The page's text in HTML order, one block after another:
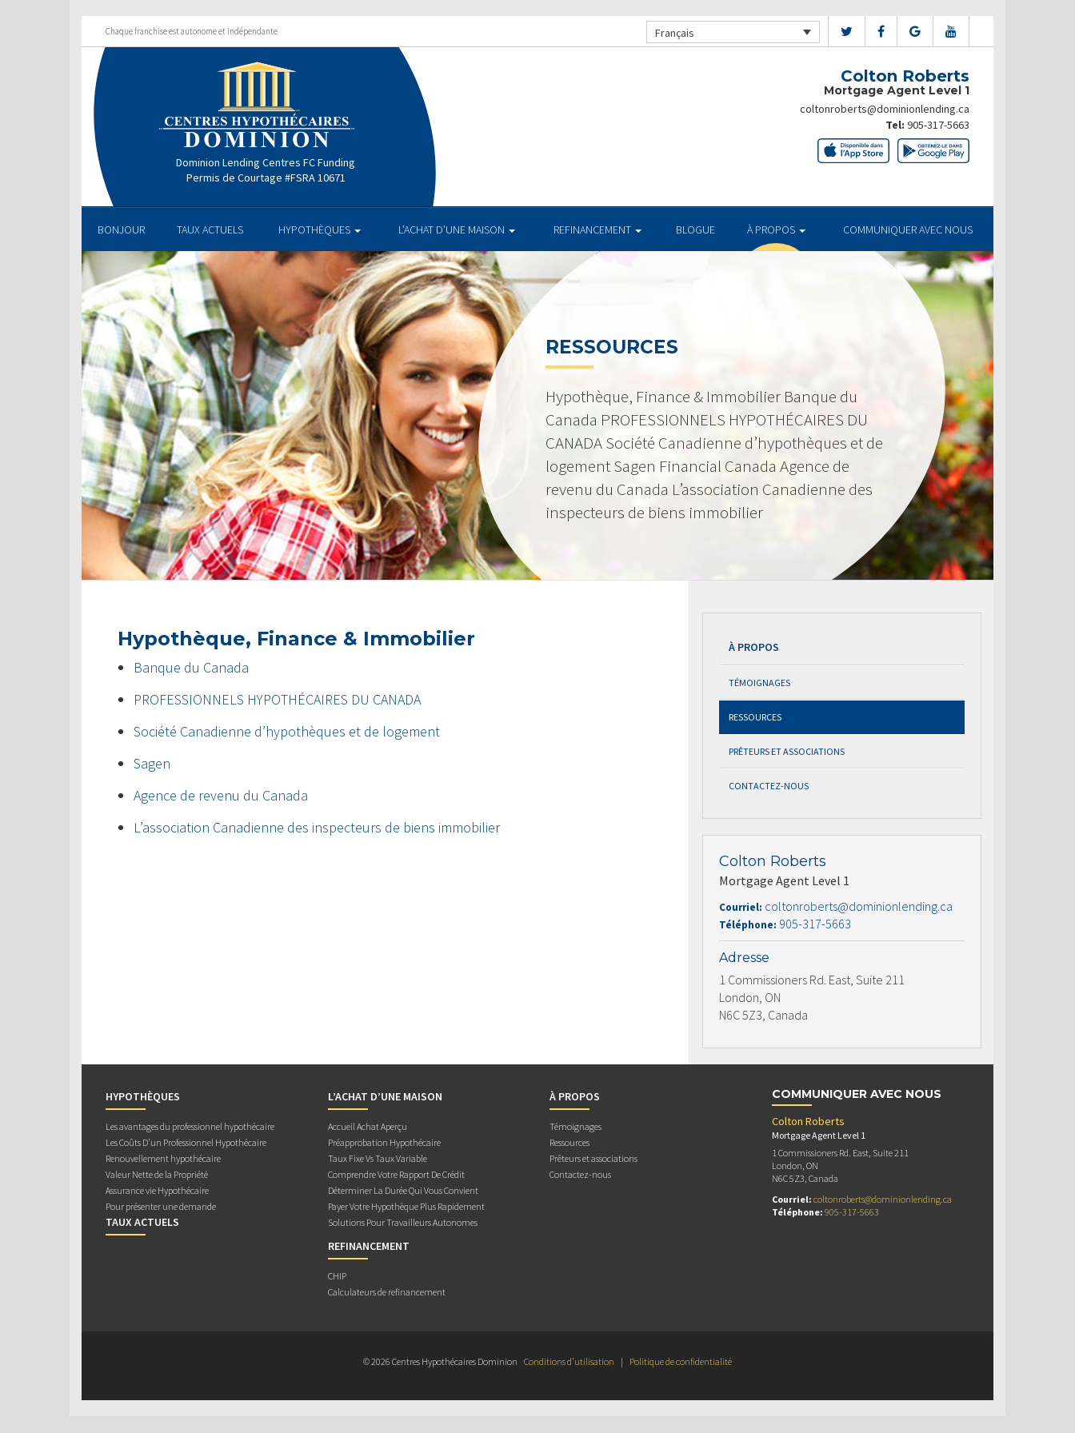
Chaque franchise est autonome et indépendante Français
Dominion Lending Centres FC Funding
Permis de Courtage #FSRA 10671
Colton Roberts
Mortgage Agent Level 1
coltonroberts@dominionlending.ca
Tel: 905-317-5663
BONJOUR TAUX ACTUELS HYPOTHÈQUES L’ACHAT D’UNE MAISON REFINANCEMENT BLOGUE À PROPOS COMMUNIQUER AVEC NOUS
RESSOURCES
Hypothèque, Finance & Immobilier Banque du
Canada PROFESSIONNELS HYPOTHÉCAIRES DU
CANADA Société Canadienne d’hypothèques et de
logement Sagen Financial Canada Agence de
revenu du Canada L’association Canadienne des
inspecteurs de biens immobilier
Hypothèque, Finance & Immobilier
Banque du Canada
PROFESSIONNELS HYPOTHÉCAIRES DU CANADA
Société Canadienne d’hypothèques et de logement
Sagen
Agence de revenu du Canada
L’association Canadienne des inspecteurs de biens immobilier
À PROPOS
TÉMOIGNAGES
RESSOURCES
PRÊTEURS ET ASSOCIATIONS
CONTACTEZ-NOUS
Colton Roberts
Mortgage Agent Level 1
Courriel: coltonroberts@dominionlending.ca
Téléphone: 905-317-5663
Adresse
1 Commissioners Rd. East, Suite 211
London, ON
N6C 5Z3, Canada
HYPOTHÈQUES
Les avantages du professionnel hypothécaire
Les Coûts D’un Professionnel Hypothécaire
Renouvellement hypothécaire
Valeur Nette de la Propriété
Assurance vie Hypothécaire
Pour présenter une demande
TAUX ACTUELS
L’ACHAT D’UNE MAISON
Accueil Achat Aperçu
Préapprobation Hypothécaire
Taux Fixe Vs Taux Variable
Comprendre Votre Rapport De Crédit
Déterminer La Durée Qui Vous Convient
Payer Votre Hypothèque Plus Rapidement
Solutions Pour Travailleurs Autonomes
REFINANCEMENT
CHIP
Calculateurs de refinancement
À PROPOS
Témoignages
Ressources
Prêteurs et associations
Contactez-nous
COMMUNIQUER AVEC NOUS
Colton Roberts
Mortgage Agent Level 1
1 Commissioners Rd. East, Suite 211
London, ON
N6C 5Z3, Canada
Courriel: coltonroberts@dominionlending.ca
Téléphone: 905-317-5663
© 2026 Centres Hypothécaires Dominion Conditions d’utilisation | Politique de confidentialité